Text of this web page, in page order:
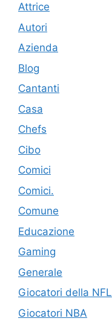
Attrice
Autori
Azienda
Blog
Cantanti
Casa
Chefs
Cibo
Comici
Comici.
Comune
Educazione
Gaming
Generale
Giocatori della NFL
Giocatori NBA